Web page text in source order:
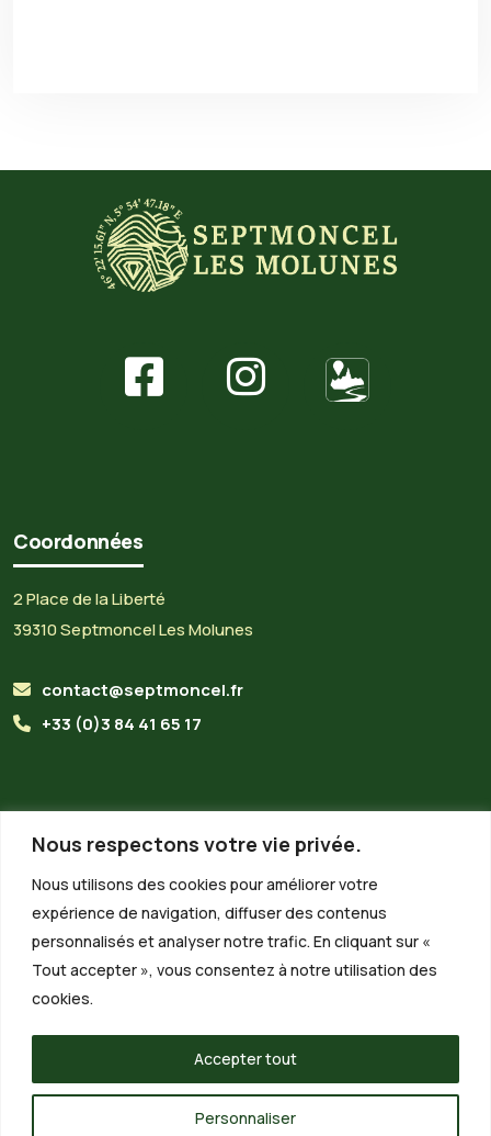
Nous respectons votre vie privée.
Nous utilisons des cookies pour améliorer votre
expérience de navigation, diffuser des contenus
personnalisés et analyser notre trafic. En cliquant sur «
Tout accepter », vous consentez à notre utilisation des
cookies.
Personnaliser
Accepter tout
Coordonnées
2 Place de la Liberté
39310 Septmoncel Les Molunes
contact@septmoncel.fr
+33 (0)3 84 41 65 17
Lundi :8h30 - 13h00
Mardi :8h30 - 13h00
Mercredi :Fermé
Jeudi :8h30 - 13h00
Vendredi :